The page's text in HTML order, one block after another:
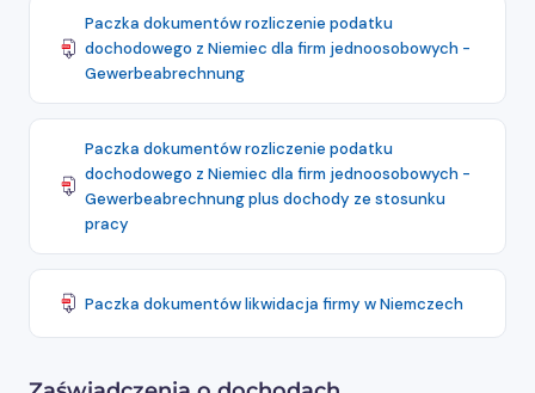
Paczka dokumentów rozliczenie podatku
dochodowego z Niemiec dla firm jednoosobowych -
Gewerbeabrechnung
Paczka dokumentów rozliczenie podatku
dochodowego z Niemiec dla firm jednoosobowych -
Gewerbeabrechnung plus dochody ze stosunku
pracy
Paczka dokumentów likwidacja firmy w Niemczech